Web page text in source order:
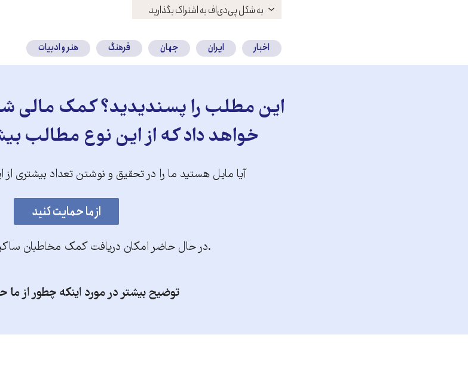
باز
کنید
به شکل پی‌دی‌اف به اشتراک بگذارید
اخبار ایران جهان فرهنگ هنر و ادبیات
این مطلب را پسندیدید؟ کمک مالی
خواهد داد که از این نوع مطالب
آیا مایل هستید ما را در تحقیق و نوشتن تعداد بیشتری
.در حال حاضر امکان دریافت کمک مخاطبان ساکن
توضیح بیشتر در مورد اینکه چطور از ما